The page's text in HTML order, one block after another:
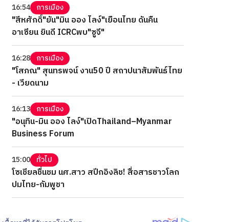
16:54 การเมือง
"สีหศักดิ์"ยัน"มิน ออง ไลง์"เยือนไทย ดันคืน
อาเซียน ยินดี ICRCพบ"ซูจี"
16:28 การเมือง
"โสภณ" สุนทรพจน์ งาน50 ปี สถาปนาสัมพันธ์ไทย
- เวียดนาม
16:13 การเมือง
"อนุทิน-มิน ออง ไลง์"เปิดThailand–Myanmar
Business Forum
15:00 ทั่วไป
โซเชียลชื่นชม นศ.สาว สปีกอิงลิช! สื่อสารชาวโลก
ปมไทย-กัมพูชา